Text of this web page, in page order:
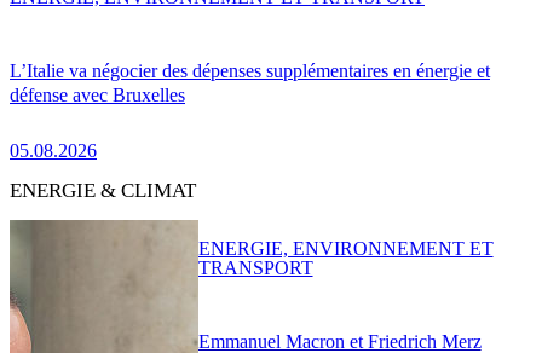
L’Italie va négocier des dépenses supplémentaires en énergie et
défense avec Bruxelles
05.08.2026
ENERGIE & CLIMAT
Emmanuel Macron et Friedrich Merz
ENERGIE, ENVIRONNEMENT ET
TRANSPORT